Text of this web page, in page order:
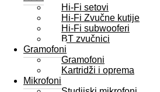
Hi-Fi setovi
Hi-Fi Zvučne kutije
Hi-Fi subwooferi
BT zvučnici
Gramofoni
Gramofoni
Kartridži i oprema
Mikrofoni